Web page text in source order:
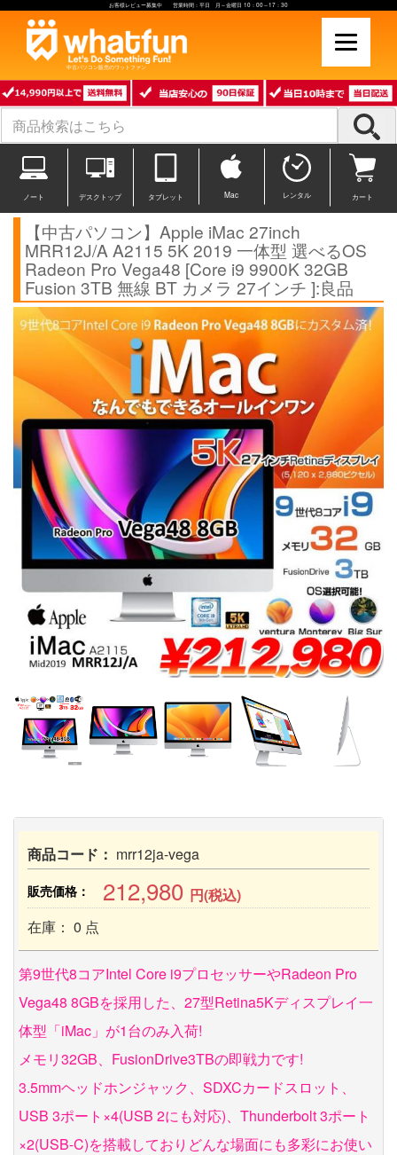
お客様レビュー募集中 営業時間：平日 月～金曜日 10：00～17：30
中古パソコン販売のワットファン
ノート デスクトップ タブレット Mac レンタル カート
【中古パソコン】Apple iMac 27inch
MRR12J/A A2115 5K 2019 一体型 選べるOS
Radeon Pro Vega48 [Core i9 9900K 32GB
Fusion 3TB 無線 BT カメラ 27インチ ]:良品
商品コード： mrr12ja-vega
販売価格： 212,980 円(税込)
在庫： 0 点
第9世代8コアIntel Core i9プロセッサーやRadeon Pro
Vega48 8GBを採用した、27型Retina5Kディスプレイ一
体型「iMac」が1台のみ入荷!
メモリ32GB、FusionDrive3TBの即戦力です!
3.5mmヘッドホンジャック、SDXCカードスロット、
USB 3ポート×4(USB 2にも対応)、Thunderbolt 3ポート
×2(USB-C)を搭載しておりどんな場面にも多彩にお使い